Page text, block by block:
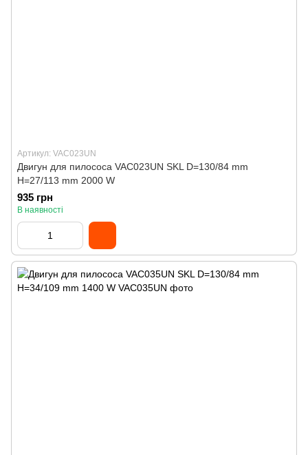
Артикул: VAC023UN
Двигун для пилососа VAC023UN SKL D=130/84 mm
H=27/113 mm 2000 W
935 грн
В наявності